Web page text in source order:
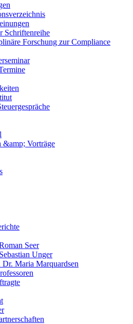
Schriftenreihe
Forschung zur Compliance
&amp; Vorträge
Seer
Unger
Dr. Maria Marquardsen